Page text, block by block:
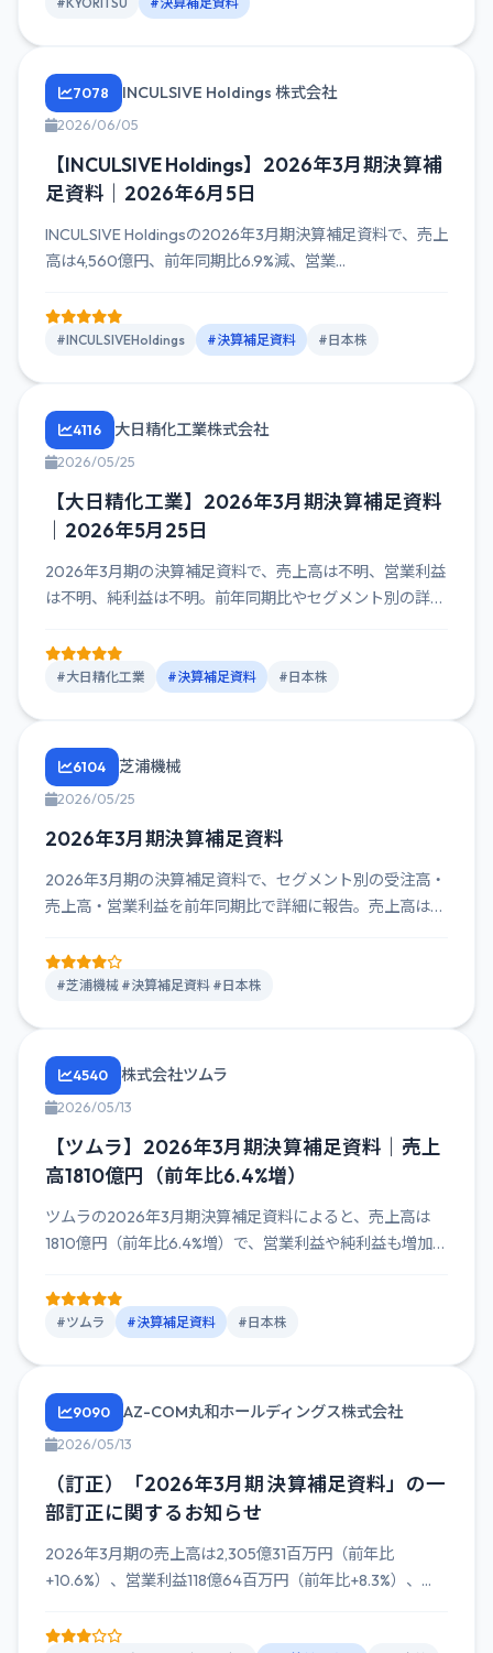
7078 INCULSIVE Holdings 株式会社
2026/06/05
【INCULSIVE Holdings】2026年3月期決算補
足資料｜2026年6月5日
INCULSIVE Holdingsの2026年3月期決算補足資料で、売上
高は4,560億円、前年同期比6.9%減、営業...
#INCULSIVEHoldings #決算補足資料 #日本株
4116 大日精化工業株式会社
2026/05/25
【大日精化工業】2026年3月期決算補足資料
｜2026年5月25日
2026年3月期の決算補足資料で、売上高は不明、営業利益
は不明、純利益は不明。前年同期比やセグメント別の詳細
#大日精化工業 #決算補足資料 #日本株
6104 芝浦機械
2026/05/25
2026年3月期決算補足資料
2026年3月期の決算補足資料で、セグメント別の受注高・
売上高・営業利益を前年同期比で詳細に報告。売上高は前
#芝浦機械 #決算補足資料 #日本株
4540 株式会社ツムラ
2026/05/13
【ツムラ】2026年3月期決算補足資料｜売上
高1810億円（前年比6.4%増）
ツムラの2026年3月期決算補足資料によると、売上高は
1810億円（前年比6.4%増）で、営業利益や純利益も増加傾
#ツムラ #決算補足資料 #日本株
9090 AZ-COM丸和ホールディングス株式会社
2026/05/13
（訂正）「2026年3月期 決算補足資料」の一
部訂正に関するお知らせ
2026年3月期の売上高は2,305億31百万円（前年比
+10.6%）、営業利益118億64百万円（前年比+8.3%）、...